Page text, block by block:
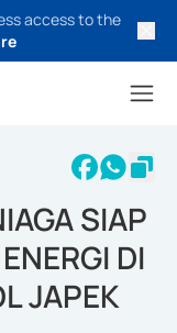
access to the
SIAP
DI
JAPEK